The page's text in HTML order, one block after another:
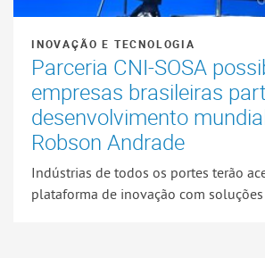
INOVAÇÃO E TECNOLOGIA
Parceria CNI-SOSA
empresas brasileiras
desenvolvimento
Robson Andrade
Indústrias de todos os portes terão
plataforma de inovação com soluções